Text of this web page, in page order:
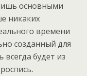
основными
никаких
времени
созданный для
всегда будет из